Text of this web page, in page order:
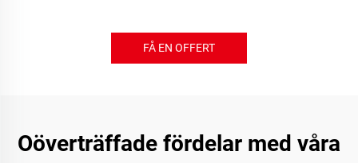
FÅ EN OFFERT
Oöverträffade fördelar med våra